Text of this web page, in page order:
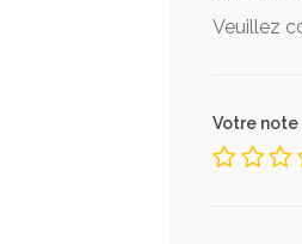
Veuillez
Votre note